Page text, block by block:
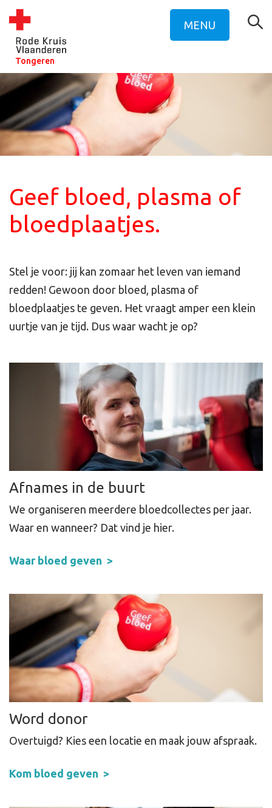
Tongeren
MENU
Geef bloed, plasma of
bloedplaatjes.
Stel je voor: jij kan zomaar het leven van iemand
redden! Gewoon door bloed, plasma of
bloedplaatjes te geven. Het vraagt amper een klein
uurtje van je tijd. Dus waar wacht je op?
Afnames in de buurt
We organiseren meerdere bloedcollectes per jaar.
Waar en wanneer? Dat vind je hier.
Waar bloed geven
Word donor
Overtuigd? Kies een locatie en maak jouw afspraak.
Kom bloed geven